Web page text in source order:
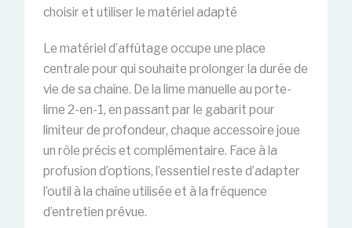
choisir et utiliser le matériel adapté
Le matériel d’affûtage occupe une place
centrale pour qui souhaite prolonger la durée de
vie de sa chaîne. De la lime manuelle au porte-
lime 2-en-1, en passant par le gabarit pour
limiteur de profondeur, chaque accessoire joue
un rôle précis et complémentaire. Face à la
profusion d’options, l’essentiel reste d’adapter
l’outil à la chaîne utilisée et à la fréquence
d’entretien prévue.